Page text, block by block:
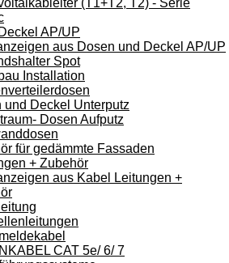
AP/UP
aus Dosen und Deckel AP/UP
Spot
Installation
und Deckel Unterputz
Dosen Aufputz
für gedämmte Fassaden
+ Zubehör
aus Kabel Leitungen +
CAT 5e/ 6/ 7